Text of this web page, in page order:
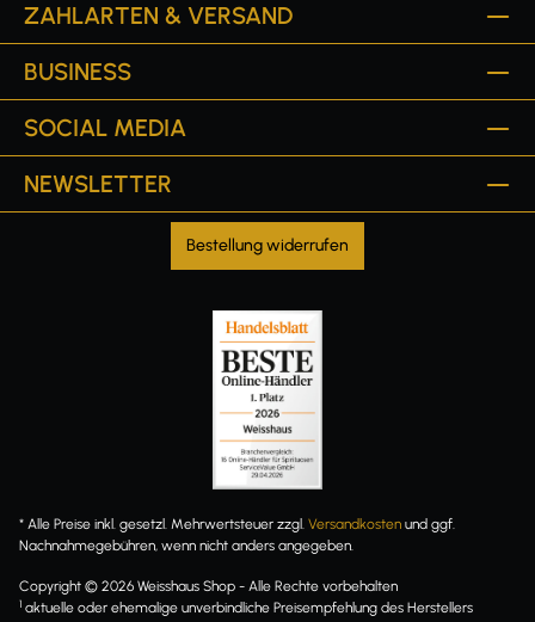
ZAHLARTEN & VERSAND
BUSINESS
SOCIAL MEDIA
NEWSLETTER
Bestellung widerrufen
* Alle Preise inkl. gesetzl. Mehrwertsteuer zzgl. Versandkosten und ggf.
Nachnahmegebühren, wenn nicht anders angegeben.
Copyright © 2026 Weisshaus Shop - Alle Rechte vorbehalten
1 aktuelle oder ehemalige unverbindliche Preisempfehlung des Herstellers